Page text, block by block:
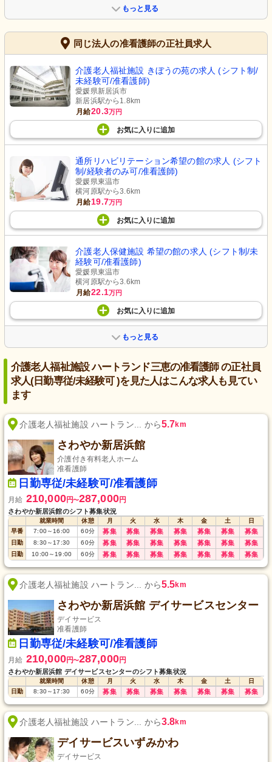
もっと見る
同じ法人の准看護師の正社員求人
介護老人福祉施設 きぼうの苑の求人 (シフト制/
未経験可/准看護師)
愛媛県新居浜市
新居浜駅から1.8km
月給20.3万円
お気に入り に追加
通所リハビリテーション希望の館の求人 (シフト
制/経験者のみ可/准看護師)
愛媛県東温市
横河原駅から3.6km
月給19.7万円
お気に入り に追加
介護老人保健施設 希望の館の求人 (シフト制/未
経験可/准看護師)
愛媛県東温市
横河原駅から3.6km
月給22.1万円
お気に入り に追加
もっと見る
介護老人福祉施設 ハートランド三恵の准看護師 の正社員
求人(日勤専従/未経験可 )を見た人はこんな求人も見てい
ます
介護老人福祉施設 ハートラン... から5.7km
さわやか新居浜館
介護付き有料老人ホーム
准看護師
日勤専従/未経験可/准看護師
月給 210,000円〜287,000円
さわやか新居浜館のシフト募集状況
就業時間 休憩 月 火 水 木 金 土
日
早番
7:00～16:00 60分 募集 募集 募集 募集 募集 募集 募集
日勤 8:30～17:30 60分 募集 募集 募集 募集 募集 募集 募集
日勤 10:00～19:00 60分 募集 募集 募集 募集 募集 募集 募集
介護老人福祉施設 ハートラン... から5.5km
さわやか新居浜館 デイサービスセンター
デイサービス
准看護師
日勤専従/未経験可/准看護師
月給 210,000円〜287,000円
さわやか新居浜館 デイサービスセンターのシフト募集状況
就業時間 休憩 月 火 水 木 金 土
日
日勤
8:30～17:30 60分 募集 募集 募集 募集 募集 募集 募集
介護老人福祉施設 ハートラン... から3.8km
デイサービスいずみかわ
デイサービス